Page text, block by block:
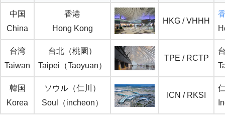
中国
China
香港
Hong Kong
HKG / VHHH
台湾
Taiwan
台北（桃園）
Taipei（Taoyuan）
TPE / RCTP
韓国
Korea
ソウル（仁川）
Soul（incheon）
ICN / RKSI